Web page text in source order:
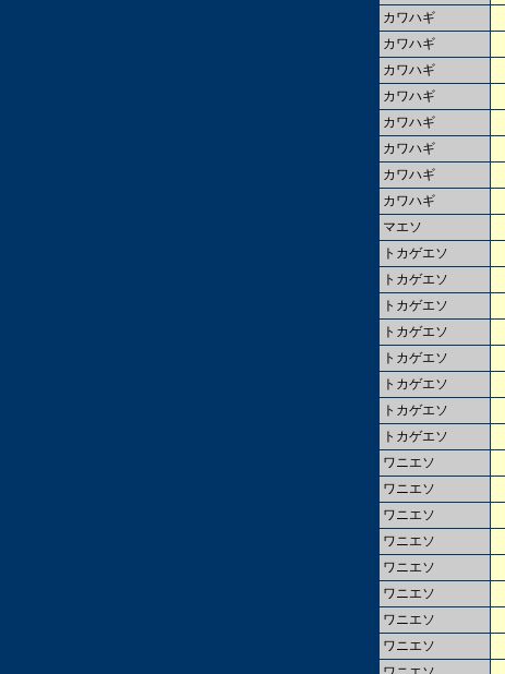
カワハギ
カワハギ
カワハギ
カワハギ
カワハギ
カワハギ
カワハギ
カワハギ
マエソ
トカゲエソ
トカゲエソ
トカゲエソ
トカゲエソ
トカゲエソ
トカゲエソ
トカゲエソ
トカゲエソ
ワニエソ
ワニエソ
ワニエソ
ワニエソ
ワニエソ
ワニエソ
ワニエソ
ワニエソ